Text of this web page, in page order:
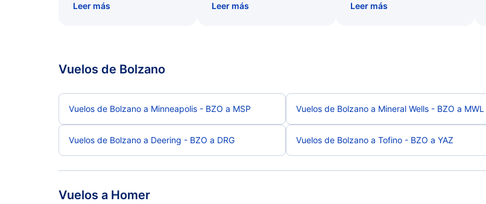
Leer más Leer más Leer más
Vuelos de Bolzano
Vuelos de Bolzano a Minneapolis - BZO a MSP Vuelos de Bolzano a Mineral Wells - BZO a MWL
Vuelos de Bolzano a Deering - BZO a DRG Vuelos de Bolzano a Tofino - BZO a YAZ
Vuelos a Homer